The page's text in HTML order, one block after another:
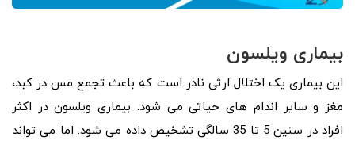
بیماری ویلسون
این بیماری یک اختلال ارثی نادر است که باعث تجمع مس در کبد،
مغز و سایر اندام های حیاتی می شود. بیماری ویلسون در اکثر
افراد در سنین 5 تا 35 سالگی تشخیص داده می شود. اما می تواند